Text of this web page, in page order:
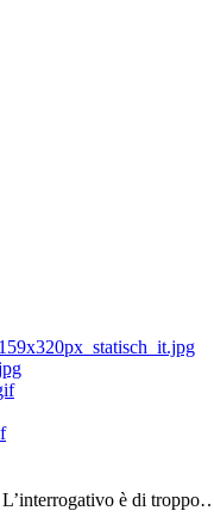
è di